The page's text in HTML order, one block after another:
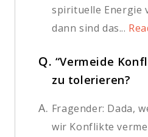
spirituelle Energie
dann sind das...
Q. “Vermeide
zu tolerieren?
A. Fragender: Dada,
wir Konflikte